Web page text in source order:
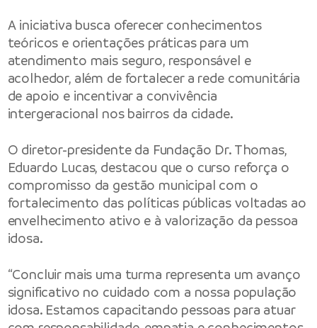
A iniciativa busca oferecer conhecimentos
teóricos e orientações práticas para um
atendimento mais seguro, responsável e
acolhedor, além de fortalecer a rede comunitária
de apoio e incentivar a convivência
intergeracional nos bairros da cidade.
O diretor-presidente da Fundação Dr. Thomas,
Eduardo Lucas, destacou que o curso reforça o
compromisso da gestão municipal com o
fortalecimento das políticas públicas voltadas ao
envelhecimento ativo e à valorização da pessoa
idosa.
“Concluir mais uma turma representa um avanço
significativo no cuidado com a nossa população
idosa. Estamos capacitando pessoas para atuar